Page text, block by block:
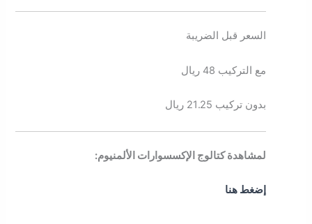
السعر قبل الضريبة
مع التركيب 48 ريال
بدون تركيب 21.25 ريال
لمشاهدة كتالوج الإكسسوارات الألمنيوم:
إضغط هنا